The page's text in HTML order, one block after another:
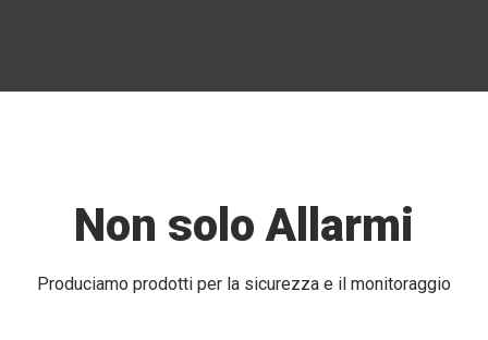
Non solo Allarmi
Produciamo prodotti per la sicurezza e il monitoraggio